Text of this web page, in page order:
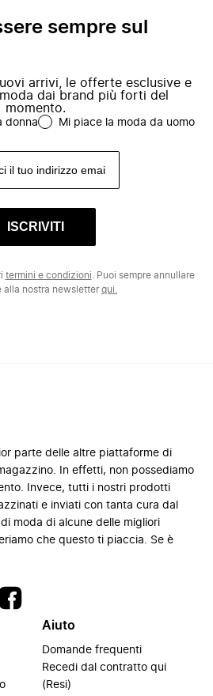
sempre sul
arrivi, le offerte esclusive e
dai brand più forti del
momento.
donna Mi piace la moda da uomo
ISCRIVITI
termini e condizioni . Puoi sempre annullare
alla nostra newsletterqui.
parte delle altre piattaforme di
In effetti, non possediamo
Invece, tutti i nostri prodotti
e inviati con tanta cura dal
moda di alcune delle migliori
che questo ti piaccia. Se è
Aiuto
Domande frequenti
Recedi dal contratto qui
(Resi)